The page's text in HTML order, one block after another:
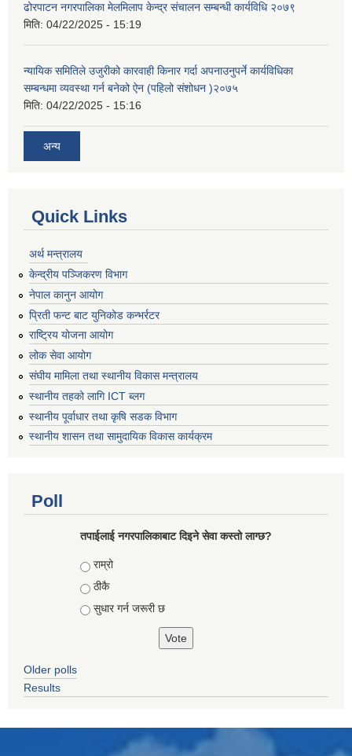
ढोरपाटन नगरपालिका मेलमिलाप केन्द्र संचालन सम्बन्धी कार्यविधि २०७९
मिति: 04/22/2025 - 15:19
न्यायिक समितिले उजुरीको कारवाही किनार गर्दा अपनाउनुपर्ने कार्यविधिका
सम्बन्धमा व्यवस्था गर्न बनेको ऐन (पहिलो संशोधन )२०७५
मिति: 04/22/2025 - 15:16
अन्य
Quick Links
अर्थ मन्त्रालय
केन्द्रीय पञ्जिकरण विभाग
नेपाल कानुन आयोग
प्रिती फन्ट बाट युनिकोड कन्भर्रटर
राष्ट्रिय योजना आयोग
लोक सेवा आयोग
संघीय मामिला तथा स्थानीय विकास मन्त्रालय
स्थानीय तहको लागि ICT ब्लग
स्थानीय पूर्वाधार तथा कृषि सडक विभाग
स्थानीय शासन तथा सामुदायिक विकास कार्यक्रम
Poll
तपाईलाई नगरपालिकाबाट दिइने सेवा कस्तो लाग्छ?
Choices
राम्रो
ठीकै
सुधार गर्न जरूरी छ
Older polls
Results